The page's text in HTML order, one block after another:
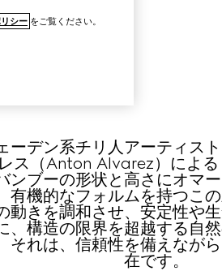
ーデン系チリ人アーティス
ス（Anton Alvarez）による
ンブーの形状と高さにオマ
有機的なフォルムを持つこ
動きを調和させ、安定性や
、構造の限界を超越する自
それは、信頼性を備えなが
在です。
シー をご覧ください。